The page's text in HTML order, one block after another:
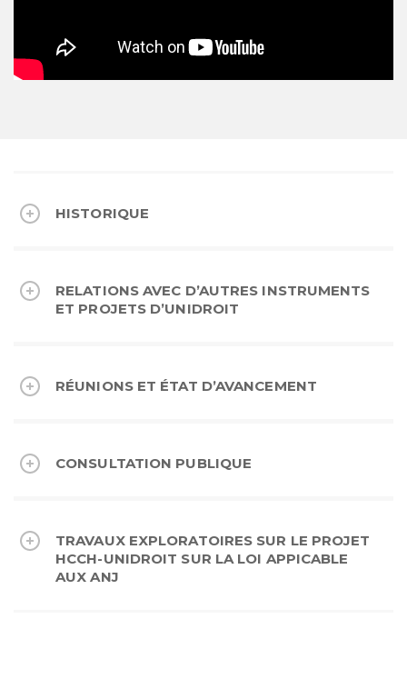
HISTORIQUE
RELATIONS AVEC D’AUTRES INSTRUMENTS
ET PROJETS D’UNIDROIT
RÉUNIONS ET ÉTAT D’AVANCEMENT
CONSULTATION PUBLIQUE
TRAVAUX EXPLORATOIRES SUR LE PROJET
HCCH-UNIDROIT SUR LA LOI APPICABLE
AUX ANJ